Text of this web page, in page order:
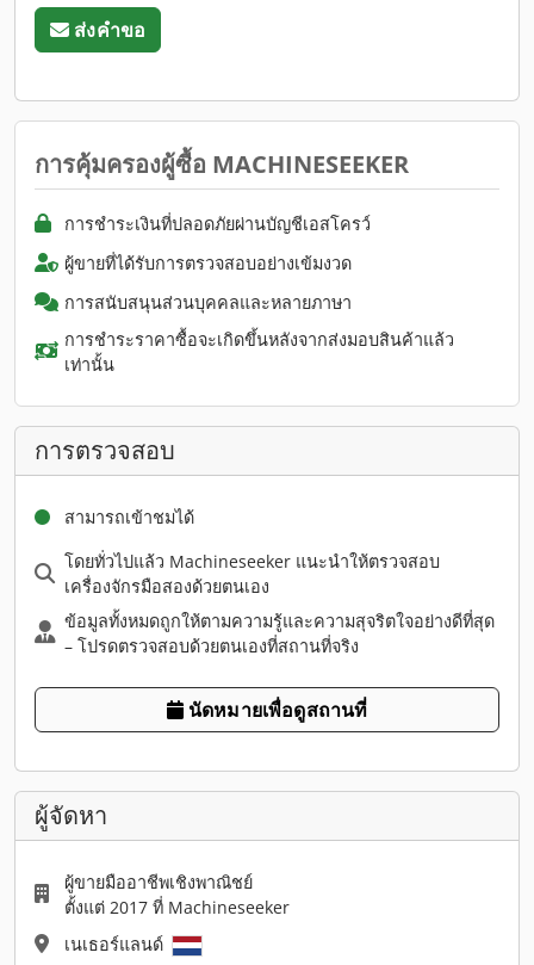
ส่งคำขอ
การคุ้มครองผู้ซื้อ MACHINESEEKER
การชำระเงินที่ปลอดภัยผ่านบัญชีเอสโครว์
ผู้ขายที่ได้รับการตรวจสอบอย่างเข้มงวด
การสนับสนุนส่วนบุคคลและหลายภาษา
การชำระราคาซื้อจะเกิดขึ้นหลังจากส่งมอบสินค้าแล้ว
เท่านั้น
การตรวจสอบ
สามารถเข้าชมได้
โดยทั่วไปแล้ว Machineseeker แนะนำให้ตรวจสอบ
เครื่องจักรมือสองด้วยตนเอง
ข้อมูลทั้งหมดถูกให้ตามความรู้และความสุจริตใจอย่างดีที่สุด
– โปรดตรวจสอบด้วยตนเองที่สถานที่จริง
นัดหมายเพื่อดูสถานที่
ผู้จัดหา
ผู้ขายมืออาชีพเชิงพาณิชย์
ตั้งแต่ 2017 ที่ Machineseeker
เนเธอร์แลนด์